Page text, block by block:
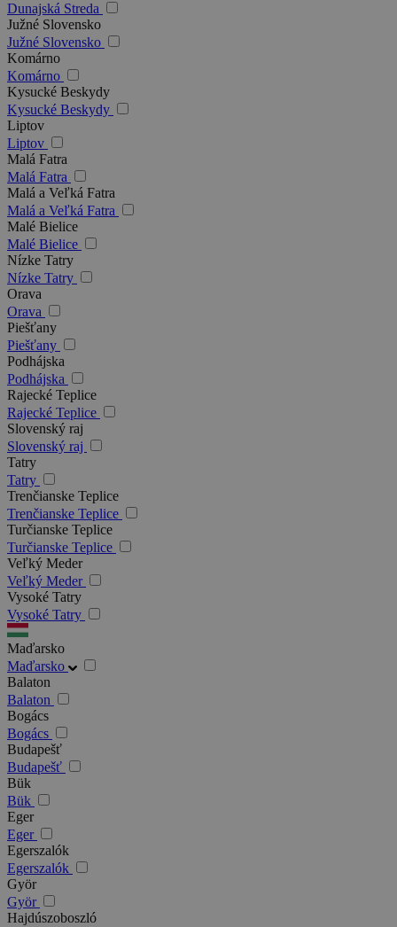
Dunajská Streda
Južné Slovensko
Južné Slovensko
Komárno
Komárno
Kysucké Beskydy
Kysucké Beskydy
Liptov
Liptov
Malá Fatra
Malá Fatra
Malá a Veľká Fatra
Malá a Veľká Fatra
Malé Bielice
Malé Bielice
Nízke Tatry
Nízke Tatry
Orava
Orava
Piešťany
Piešťany
Podhájska
Podhájska
Rajecké Teplice
Rajecké Teplice
Slovenský raj
Slovenský raj
Tatry
Tatry
Trenčianske Teplice
Trenčianske Teplice
Turčianske Teplice
Turčianske Teplice
Veľký Meder
Veľký Meder
Vysoké Tatry
Vysoké Tatry
Maďarsko
Maďarsko
Balaton
Balaton
Bogács
Bogács
Budapešť
Budapešť
Bük
Bük
Eger
Eger
Egerszalók
Egerszalók
Györ
Györ
Hajdúszoboszló